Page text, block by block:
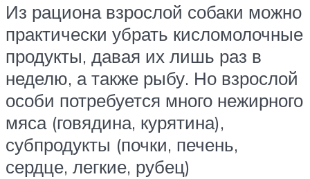
Из рациона взрослой собаки можно
практически убрать кисломолочные
продукты, давая их лишь раз в
неделю, а также рыбу. Но взрослой
особи потребуется много нежирного
мяса (говядина, курятина),
субпродукты (почки, печень,
сердце, легкие, рубец)